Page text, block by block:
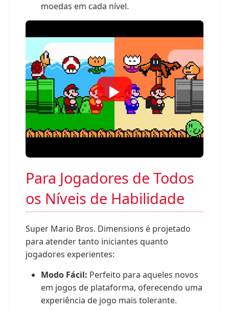
moedas em cada nível.
Para Jogadores de Todos
os Níveis de Habilidade
Super Mario Bros. Dimensions é projetado
para atender tanto iniciantes quanto
jogadores experientes:
Modo Fácil: Perfeito para aqueles novos
em jogos de plataforma, oferecendo uma
experiência de jogo mais tolerante.